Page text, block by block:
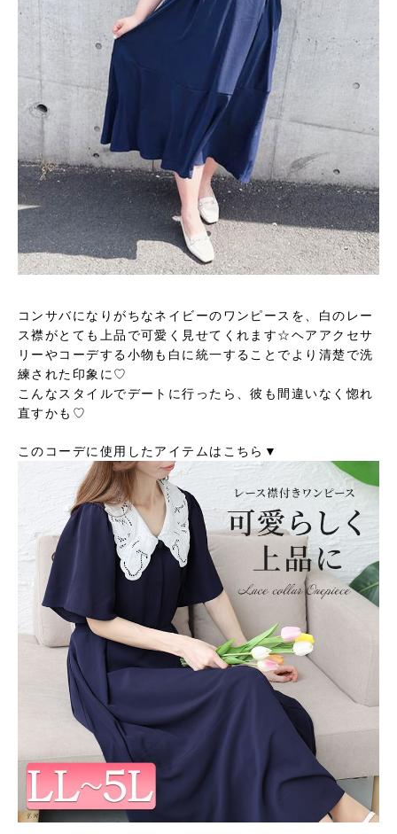
コンサバになりがちなネイビーのワンピースを、白のレー
ス襟がとても上品で可愛く見せてくれます☆ヘアアクセサ
リーやコーデする小物も白に統一することでより清楚で洗
練された印象に♡
こんなスタイルでデートに行ったら、彼も間違いなく惚れ
直すかも♡
このコーデに使用したアイテムはこちら▼